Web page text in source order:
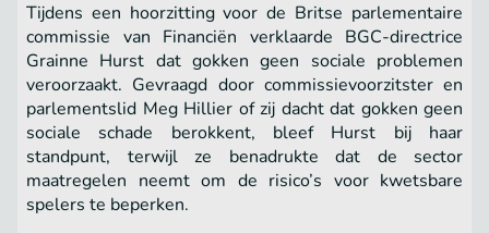
Tijdens een hoorzitting voor de Britse parlementaire
commissie van Financiën verklaarde BGC-directrice
Grainne Hurst dat gokken geen sociale problemen
veroorzaakt. Gevraagd door commissievoorzitster en
parlementslid Meg Hillier of zij dacht dat gokken geen
sociale schade berokkent, bleef Hurst bij haar
standpunt, terwijl ze benadrukte dat de sector
maatregelen neemt om de risico’s voor kwetsbare
spelers te beperken.